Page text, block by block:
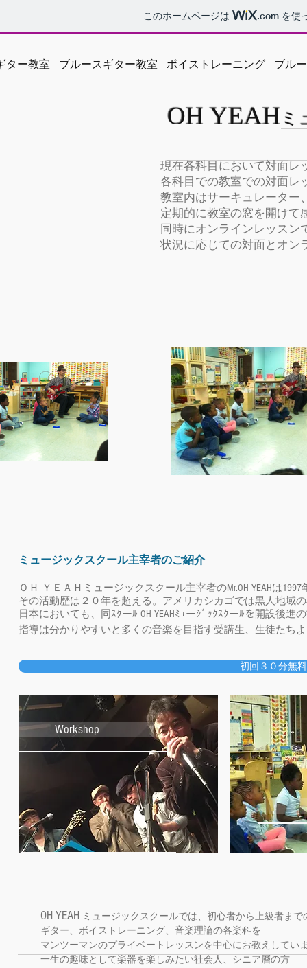
このホームページは .com を使
ター教室 ブルースギター教室 ボイストレーニング ブル
OH YEAHミ
現在各科目において対面レ
各科目での教室での対面レ
教室内はサーキュレーター
定期的に教室の窓を開けて
同時にオンラインレッスン
状況に応じての対面とオン
ミュージックスクール主宰者のご紹介
ＯＨ ＹＥＡＨミュージックスクール主宰者のMr.OH YEAHは
その活動歴は２０年を超える。アメリカシカゴでは黒人地域
日本においても、同ｽｸーﾙ OH YEAHﾐｭーｼﾞｯｸｽｸーﾙを開設後
指導は分かりやすいと多くの音楽を目指す受講生、生徒たち
初回３０分無
Workshop
OH YEAH ミュージックスクールでは、初心者から上級者まで
ギター、ボイストレーニング、音楽理論の各楽科を
マンツーマンのプライベートレッスンを中心にお教えしてい
一生の趣味として楽器を楽しみたい社会人、シニア層の方